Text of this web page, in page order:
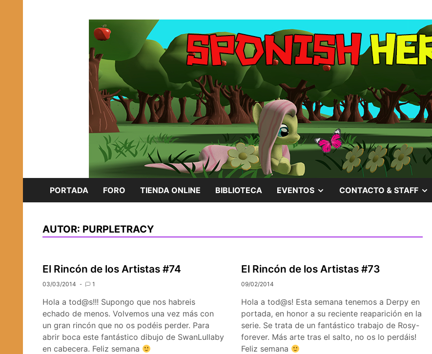
SPONISH HERD
PORTADA FORO TIENDA ONLINE BIBLIOTECA EVENTOS MOSTRAR
SUBMENÚ
CONTACTO & STAFF
AUTOR: PURPLETRACY
El Rincón de los Artistas #74
03/03/2014 1
Hola a tod@s!!! Supongo que nos habreis
echado de menos. Volvemos una vez más con
un gran rincón que no os podéis perder. Para
abrir boca este fantástico dibujo de SwanLullaby
en cabecera. Feliz semana
El Rincón de los Artistas #73
09/02/2014
Hola a tod@s! Esta semana tenemos a Derpy en
portada, en honor a su reciente reaparición en la
serie. Se trata de un fantástico trabajo de Rosy-
forever. Más arte tras el salto, no os lo perdáis!
Feliz semana